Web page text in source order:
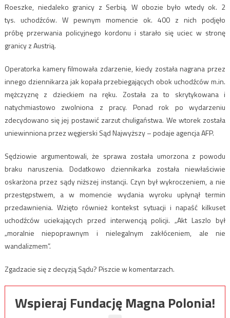
Roeszke, niedaleko granicy z Serbią. W obozie było wtedy ok. 2
tys. uchodźców. W pewnym momencie ok. 400 z nich podjęło
próbę przerwania policyjnego kordonu i starało się uciec w stronę
granicy z Austrią.
Operatorka kamery filmowała zdarzenie, kiedy została nagrana przez
innego dziennikarza jak kopała przebiegających obok uchodźców m.in.
mężczyznę z dzieckiem na ręku. Została za to skrytykowana i
natychmiastowo zwolniona z pracy. Ponad rok po wydarzeniu
zdecydowano się jej postawić zarzut chuligaństwa. We wtorek została
uniewinniona przez węgierski Sąd Najwyższy – podaje agencja AFP.
Sędziowie argumentowali, że sprawa została umorzona z powodu
braku naruszenia. Dodatkowo dziennikarka została niewłaściwie
oskarżona przez sądy niższej instancji. Czyn był wykroczeniem, a nie
przestępstwem, a w momencie wydania wyroku upłynął termin
przedawnienia. Wzięto również kontekst sytuacji i napaść kilkuset
uchodźców uciekających przed interwencją policji. „Akt Laszlo był
„moralnie niepoprawnym i nielegalnym zakłóceniem, ale nie
wandalizmem”.
Zgadzacie się z decyzją Sądu? Piszcie w komentarzach.
Wspieraj Fundację Magna Polonia!